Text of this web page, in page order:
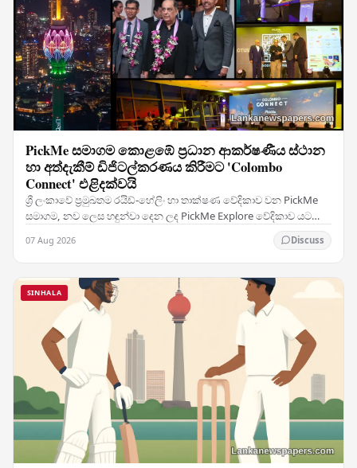
PickMe සමාගම කොළඹේ ප්‍රධාන ආකර්ෂණීය ස්ථාන
හා අත්දැකීම් ඩිජිටල්කරණය කිරීමට 'Colombo
Connect' එළිදක්වයි
ශ්‍රී ලංකාවේ ප්‍රමුඛතම රයිඩ්-හේලිං හා තාක්ෂණ වේදිකාව වන PickMe
සමාගම, නව ලෙස හඳුන්වා දෙන ලද PickMe Explore වේදිකාව යටතේ
07 Aug 2026 Discuss
SINHALA